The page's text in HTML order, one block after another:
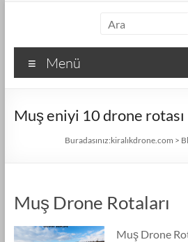
Kolay
Kiralama
Menü
Muş eniyi 10 drone rotası
Buradasınız:kiralıkdrone.com >
Muş Drone Rotaları
Muş Drone